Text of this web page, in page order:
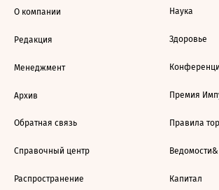
О компании
Редакция
Менеджмент
Архив
Обратная связь
Справочный центр
Распространение
Наука
Здоровье
Премия
Правила
Ведомости&
Капитал